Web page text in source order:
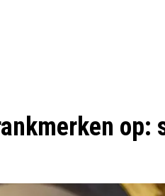
op: